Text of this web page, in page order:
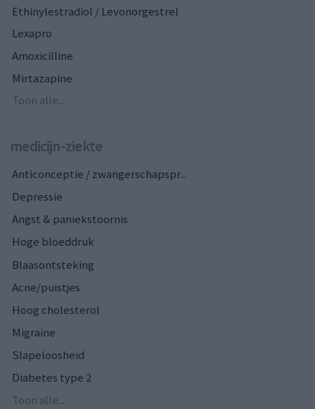
Ethinylestradiol / Levonorgestrel
Lexapro
Amoxicilline
Mirtazapine
Toon alle...
medicijn-ziekte
Anticonceptie / zwangerschapspr...
Depressie
Angst & paniekstoornis
Hoge bloeddruk
Blaasontsteking
Acne/puistjes
Hoog cholesterol
Migraine
Slapeloosheid
Diabetes type 2
Toon alle...